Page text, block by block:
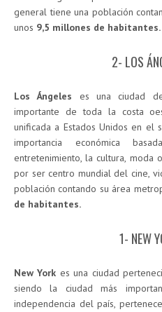
general tiene una población
unos 9,5 millones de habitantes.
2- LOS
Los Ángeles es una ciudad
importante de toda la costa
unificada a Estados Unidos en el
importancia económica
entretenimiento, la cultura, moda
por ser centro mundial del cine,
población contando su área
de habitantes.
1- NEW
New York es una ciudad
siendo la ciudad más
independencia del país,